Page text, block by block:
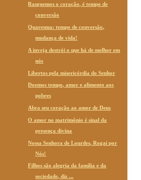
Rasguemos o coração, é tempo de
conversão
Quaresma: tempo de conversão,
mudança de vida!
A inveja destrói o que há de melhor em
nós
Libertos pela misericórdia do Senhor
Doemos tempo, amor e alimento aos
pobres
Abra seu coração ao amor de Deus
O amor no matrimônio é sinal da
presença divina
Nossa Senhora de Lourdes, Rogai por
Nós!
Filhos são alegria da família e da
sociedade, diz ...